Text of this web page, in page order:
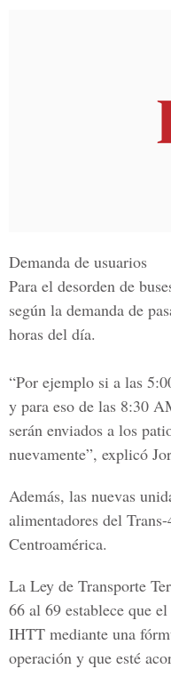
Demanda de usuarios
Para el desorden de
según la demanda de
horas del día.
“Por ejemplo si a las
y para eso de las 8:30
serán enviados a los
nuevamente”, explicó
Además, las nuevas
alimentadores del
Centroamérica.
La Ley de Transporte
66 al 69 establece que
IHTT mediante una
operación y que esté